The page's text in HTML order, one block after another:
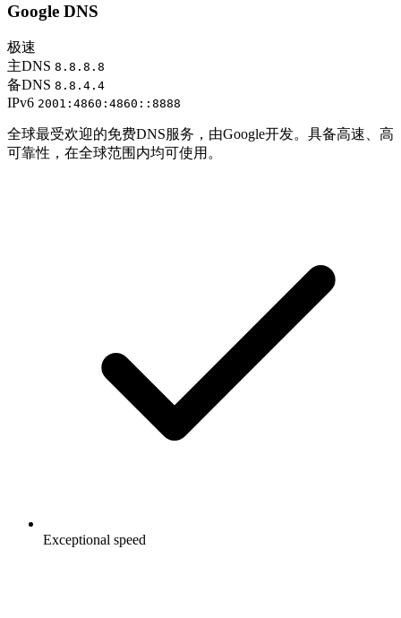
Google DNS
极速
主DNS 8.8.8.8
备DNS 8.8.4.4
IPv6 2001:4860:4860::8888
全球最受欢迎的免费DNS服务，由Google开发。具备高速、高
可靠性，在全球范围内均可使用。
Exceptional speed